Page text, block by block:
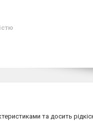
та досить